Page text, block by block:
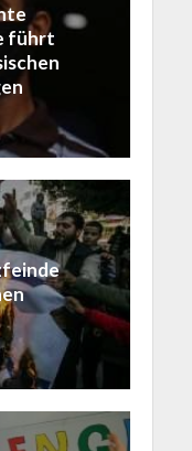
führt